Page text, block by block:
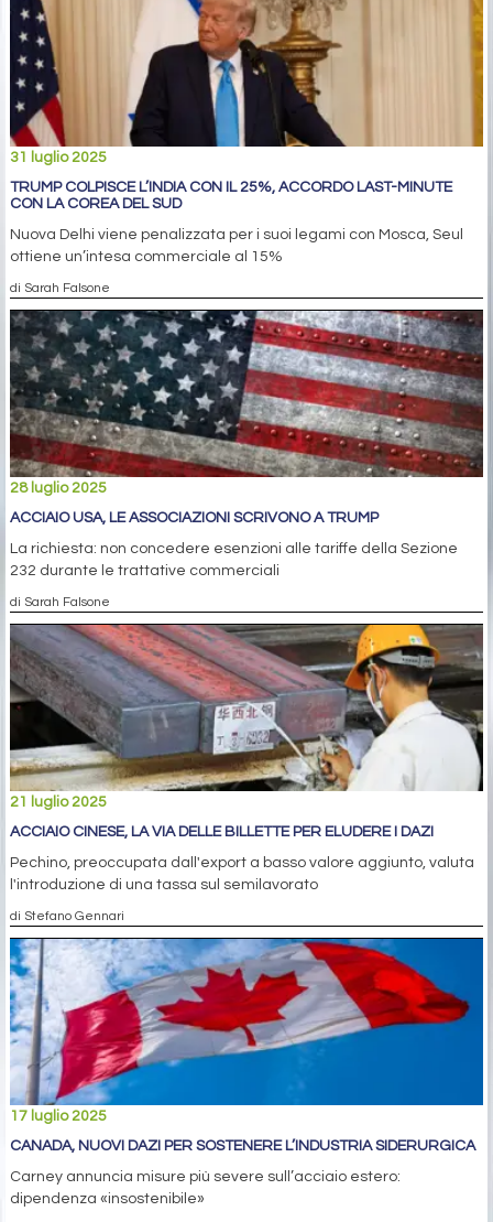
31 luglio 2025
TRUMP COLPISCE L’INDIA CON IL 25%, ACCORDO LAST-MINUTE
CON LA COREA DEL SUD
Nuova Delhi viene penalizzata per i suoi legami con Mosca, Seul
ottiene un’intesa commerciale al 15%
di Sarah Falsone
28 luglio 2025
ACCIAIO USA, LE ASSOCIAZIONI SCRIVONO A TRUMP
La richiesta: non concedere esenzioni alle tariffe della Sezione
232 durante le trattative commerciali
di Sarah Falsone
21 luglio 2025
ACCIAIO CINESE, LA VIA DELLE BILLETTE PER ELUDERE I DAZI
Pechino, preoccupata dall'export a basso valore aggiunto, valuta
l'introduzione di una tassa sul semilavorato
di Stefano Gennari
17 luglio 2025
CANADA, NUOVI DAZI PER SOSTENERE L’INDUSTRIA SIDERURGICA
Carney annuncia misure più severe sull’acciaio estero:
dipendenza «insostenibile»